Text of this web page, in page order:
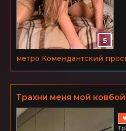
5
метро Комендантский
Трахни меня мой